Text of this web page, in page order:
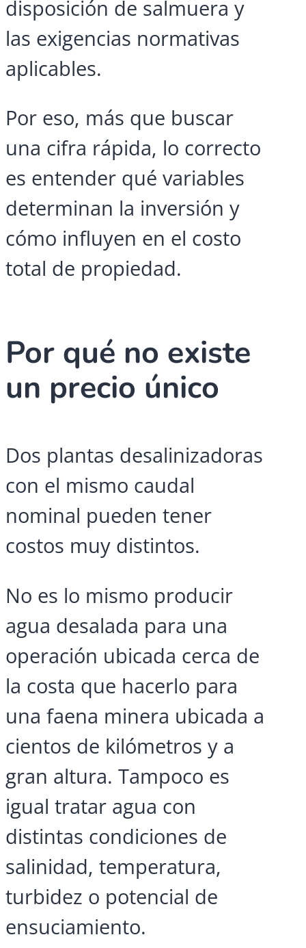
disposición de salmuera y
las exigencias normativas
aplicables.
Por eso, más que buscar
una cifra rápida, lo correcto
es entender qué variables
determinan la inversión y
cómo influyen en el costo
total de propiedad.
Por qué no existe
un precio único
Dos plantas desalinizadoras
con el mismo caudal
nominal pueden tener
costos muy distintos.
No es lo mismo producir
agua desalada para una
operación ubicada cerca de
la costa que hacerlo para
una faena minera ubicada a
cientos de kilómetros y a
gran altura. Tampoco es
igual tratar agua con
distintas condiciones de
salinidad, temperatura,
turbidez o potencial de
ensuciamiento.